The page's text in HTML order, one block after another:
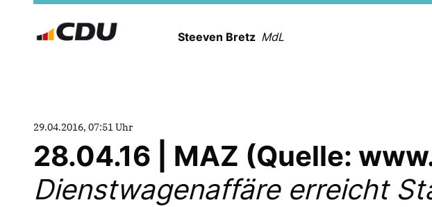
Steeven Bretz MdL
29.04.2016, 07:51 Uhr
28.04.16 | MAZ (Quelle:
Dienstwagenaffäre erreicht